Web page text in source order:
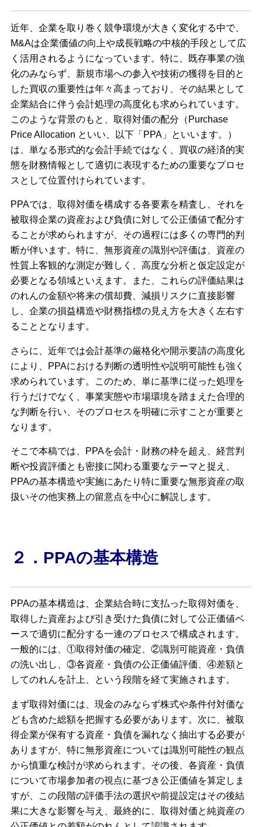
近年、企業を取り巻く競争環境が大きく変化する中で、
M&Aは企業価値の向上や成⾧戦略の中核的手段として広
く活用されるようになっています。特に、既存事業の強
化のみならず、新規市場への参入や技術の獲得を目的と
した買収の重要性は年々高まっており、その結果として
企業結合に伴う会計処理の高度化も求められています。
このような背景のもと、取得対価の配分（Purchase
Price Allocation といい、以下「PPA」といいます。）
は、単なる形式的な会計手続ではなく、買収の経済的実
態を財務情報として適切に表現するための重要なプロセ
スとして位置付けられています。
PPAでは、取得対価を構成する各要素を精査し、それを
被取得企業の資産および負債に対して公正価値で配分す
ることが求められますが、その過程には多くの専門的判
断が伴います。特に、無形資産の識別や評価は、資産の
性質上客観的な測定が難しく、高度な分析と仮定設定が
必要となる領域といえます。また、これらの評価結果は
のれんの金額や将来の償却費、減損リスクに直接影響
し、企業の損益構造や財務指標の見え方を大きく左右す
ることとなります。
さらに、近年では会計基準の厳格化や開示要請の高度化
により、PPAにおける判断の透明性や説明可能性も強く
求められています。このため、単に基準に従った処理を
行うだけでなく、事業実態や市場環境を踏まえた合理的
な判断を行い、そのプロセスを明確に示すことが重要と
なります。
そこで本稿では、PPAを会計・財務の枠を超え、経営判
断や投資評価とも密接に関わる重要なテーマと捉え、
PPAの基本構造や実施にあたり特に重要な無形資産の取
扱いその他実務上の留意点を中心に解説します。
２．PPAの基本構造
PPAの基本構造は、企業結合時に支払った取得対価を、
取得した資産および引き受けた負債に対して公正価値ベ
ースで適切に配分する一連のプロセスで構成されます。
一般的には、①取得対価の確定、②識別可能資産・負債
の洗い出し、③各資産・負債の公正価値評価、④差額と
してのれんを計上、という段階を経て実施されます。
まず取得対価には、現金のみならず株式や条件付対価な
ども含めた総額を把握する必要があります。次に、被取
得企業が保有する資産・負債を漏れなく抽出する必要が
ありますが、特に無形資産については識別可能性の観点
から慎重な検討が求められます。その後、各資産・負債
について市場参加者の視点に基づき公正価値を算定しま
すが、この段階の評価手法の選択や前提設定はその後結
果に大きな影響を与え、最終的に、取得対価と純資産の